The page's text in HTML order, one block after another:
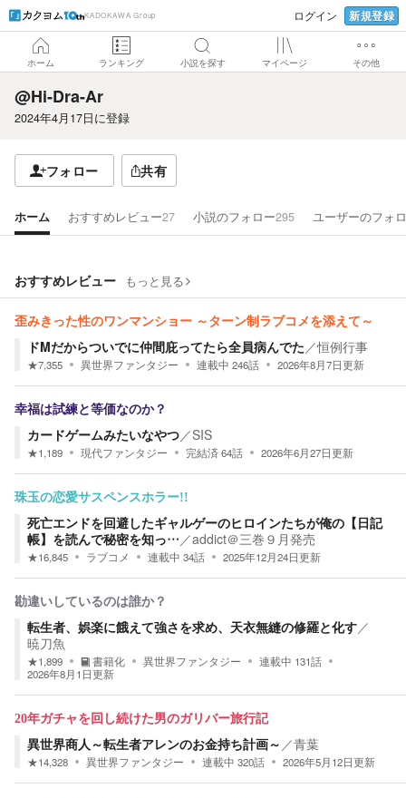
KADOKAWA Group ログイン 新規登録
ホーム ランキング 小説を探す マイページ その他
@Hi-Dra-Ar
2024年4月17日に登録
フォロー 共有
ホーム おすすめレビュー27 小説のフォロー295 ユーザーのフォ
おすすめレビュー もっと見る
歪みきった性のワンマンショー ～ターン制ラブコメを添えて～
ドMだからついでに仲間庇ってたら全員病んでた／恒例行事
★7,355 異世界ファンタジー 連載中 246話 2026年8月7日更新
幸福は試練と等価なのか？
カードゲームみたいなやつ／SIS
★1,189 現代ファンタジー 完結済64話 2026年6月27日更新
珠玉の恋愛サスペンスホラー!!
死亡エンドを回避したギャルゲーのヒロインたちが俺の【日記
帳】を読んで秘密を知っ…／addict＠三巻９月発売
★16,845 ラブコメ 連載中 34話 2025年12月24日更新
勘違いしているのは誰か？
転生者、娯楽に餓えて強さを求め、天衣無縫の修羅と化す／
暁刀魚
★1,899 書籍化 異世界ファンタジー 連載中 131話
2026年8月1日更新
20年ガチャを回し続けた男のガリバー旅行記
異世界商人～転生者アレンのお金持ち計画～ ／青葉
★14,328 異世界ファンタジー 連載中 320話 2026年5月12日更新